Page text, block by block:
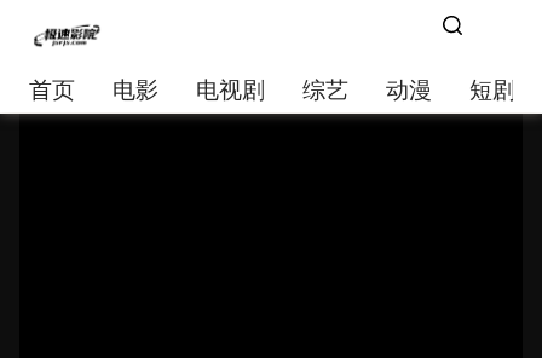
首页 电影 电视剧 综艺 动漫 短剧